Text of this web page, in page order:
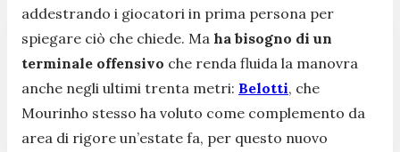
addestrando i giocatori in prima persona per
spiegare ciò che chiede. Ma ha bisogno di un
terminale offensivo che renda fluida la manovra
anche negli ultimi trenta metri: Belotti, che
Mourinho stesso ha voluto come complemento da
area di rigore un’estate fa, per questo nuovo